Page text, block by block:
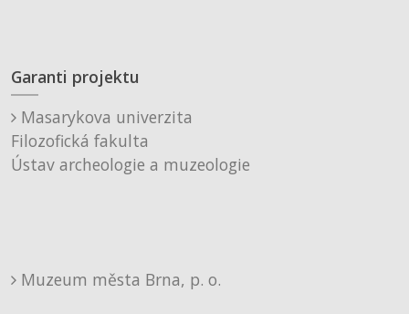
Garanti projektu
Masarykova univerzita
Filozofická fakulta
Ústav archeologie a muzeologie
Muzeum města Brna, p. o.